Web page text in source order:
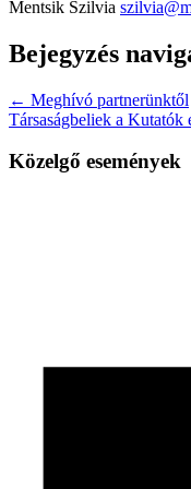
Mentsik Szilvia
Bejegyzés
← Meghívó partnerünktől
Társaságbeliek a Kutatók
Közelgő események